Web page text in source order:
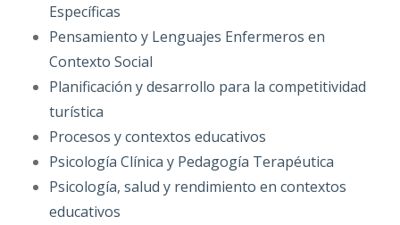
Específicas
Pensamiento y Lenguajes Enfermeros en
Contexto Social
Planificación y desarrollo para la competitividad
turística
Procesos y contextos educativos
Psicología Clínica y Pedagogía Terapéutica
Psicología, salud y rendimiento en contextos
educativos